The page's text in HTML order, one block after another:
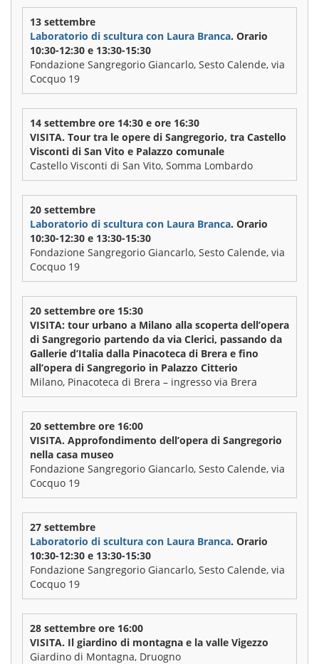
13 settembre
Laboratorio di scultura con Laura Branca. Orario
10:30-12:30 e 13:30-15:30
Fondazione Sangregorio Giancarlo, Sesto Calende, via
Cocquo 19
14 settembre ore 14:30 e ore 16:30
VISITA. Tour tra le opere di Sangregorio, tra Castello
Visconti di San Vito e Palazzo comunale
Castello Visconti di San Vito, Somma Lombardo
20 settembre
Laboratorio di scultura con Laura Branca. Orario
10:30-12:30 e 13:30-15:30
Fondazione Sangregorio Giancarlo, Sesto Calende, via
Cocquo 19
20 settembre ore 15:30
VISITA: tour urbano a Milano alla scoperta dell’opera
di Sangregorio partendo da via Clerici, passando da
Gallerie d’Italia dalla Pinacoteca di Brera e fino
all’opera di Sangregorio in Palazzo Citterio
Milano, Pinacoteca di Brera – ingresso via Brera
20 settembre ore 16:00
VISITA. Approfondimento dell’opera di Sangregorio
nella casa museo
Fondazione Sangregorio Giancarlo, Sesto Calende, via
Cocquo 19
27 settembre
Laboratorio di scultura con Laura Branca. Orario
10:30-12:30 e 13:30-15:30
Fondazione Sangregorio Giancarlo, Sesto Calende, via
Cocquo 19
28 settembre ore 16:00
VISITA. Il giardino di montagna e la valle Vigezzo
Giardino di Montagna, Druogno